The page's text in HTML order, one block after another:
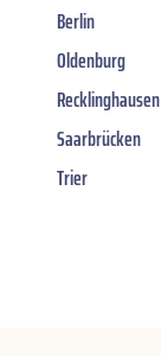
Berlin
Oldenburg
Recklinghausen
Saarbrücken
Trier